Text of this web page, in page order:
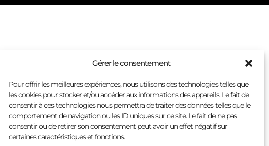
Gérer le consentement
Pour offrir les meilleures expériences, nous utilisons des technologies telles que
les cookies pour stocker et/ou accéder aux informations des appareils. Le fait de
consentir à ces technologies nous permettra de traiter des données telles que le
comportement de navigation ou les ID uniques sur ce site. Le fait de ne pas
consentir ou de retirer son consentement peut avoir un effet négatif sur
certaines caractéristiques et fonctions.